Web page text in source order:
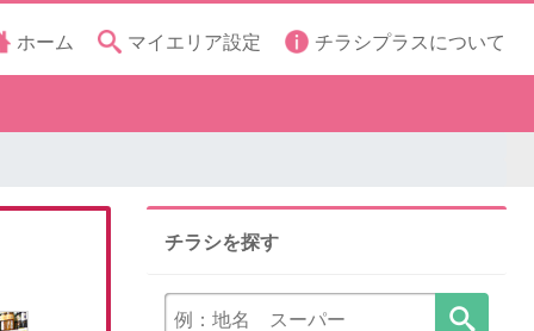
ホーム マイエリア設定 チラシプラスについて
チラシを探す